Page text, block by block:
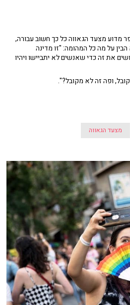
מדוע מצעד הגאווה כל כך חשוב עבורה,
על מה כל המהומה: "זו מדינה
את זה כדי שאנשים לא יתביישו ויהיו
ופה זה לא מקובל?".
מצעד הגאווה